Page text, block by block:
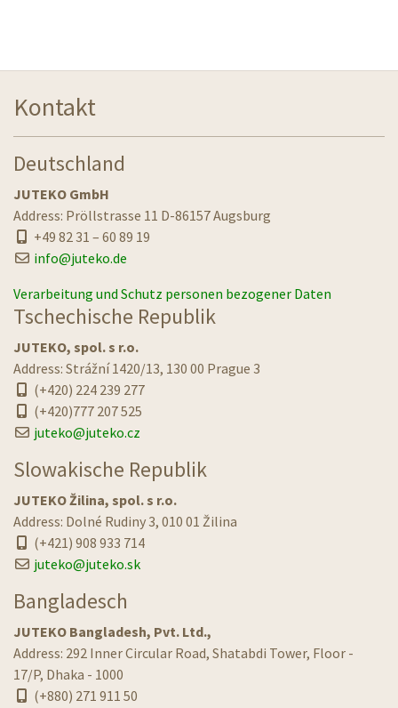
Kontakt
Deutschland
JUTEKO GmbH
Address: Pröllstrasse 11 D-86157 Augsburg
+49 82 31 – 60 89 19
info@juteko.de
Verarbeitung und Schutz personen bezogener Daten
Tschechische Republik
JUTEKO, spol. s r.o.
Address: Strážní 1420/13, 130 00 Prague 3
(+420) 224 239 277
(+420)777 207 525
juteko@juteko.cz
Slowakische Republik
JUTEKO Žilina, spol. s r.o.
Address: Dolné Rudiny 3, 010 01 Žilina
(+421) 908 933 714
juteko@juteko.sk
Bangladesch
JUTEKO Bangladesh, Pvt. Ltd.,
Address: 292 Inner Circular Road, Shatabdi Tower, Floor -
17/P, Dhaka - 1000
(+880) 271 911 50